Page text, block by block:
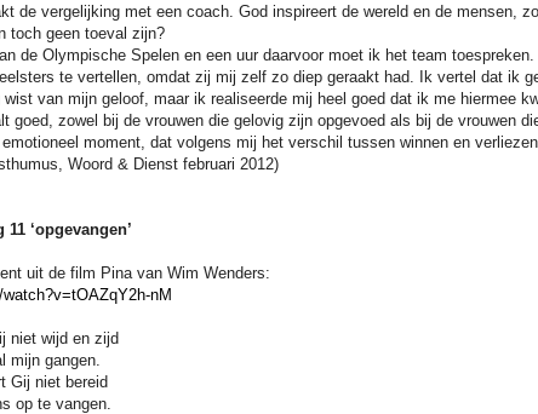
de vergelijking met een coach. God inspireert de wereld en de mensen,
toch geen toeval zijn?
de Olympische Spelen en een uur daarvoor moet ik het team
te vertellen, omdat zij mij zelf zo diep geraakt had. Ik vertel dat ik
van mijn geloof, maar ik realiseerde mij heel goed dat ik me hiermee
goed, zowel bij de vrouwen die gelovig zijn opgevoed als bij de vrouwen
moment, dat volgens mij het verschil tussen winnen en verliezen
Woord & Dienst februari 2012)
‘opgevangen’
uit de film Pina van Wim Wenders:
nM
niet wijd en zijd
mijn gangen.
Gij niet bereid
op te vangen.